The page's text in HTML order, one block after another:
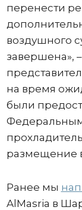
перенести
воздушного
завершена»,
на время
были
размещение
Ранее мы
AlMasria в